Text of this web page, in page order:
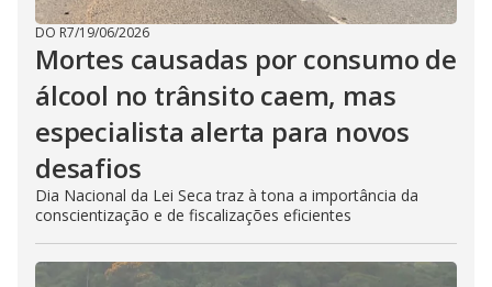
DO R7/19/06/2026
Mortes causadas por consumo de
álcool no trânsito caem, mas
especialista alerta para novos
desafios
Dia Nacional da Lei Seca traz à tona a importância da
conscientização e de fiscalizações eficientes